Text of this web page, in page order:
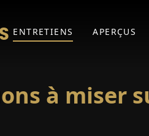
ENTRETIENS APERÇUS
à miser